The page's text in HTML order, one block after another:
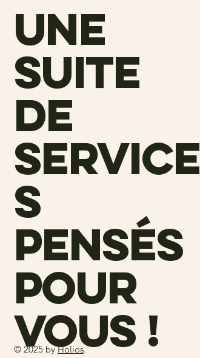
une
suite
de
service
s
pensés
pour
vous !
© 2025 byHolios.